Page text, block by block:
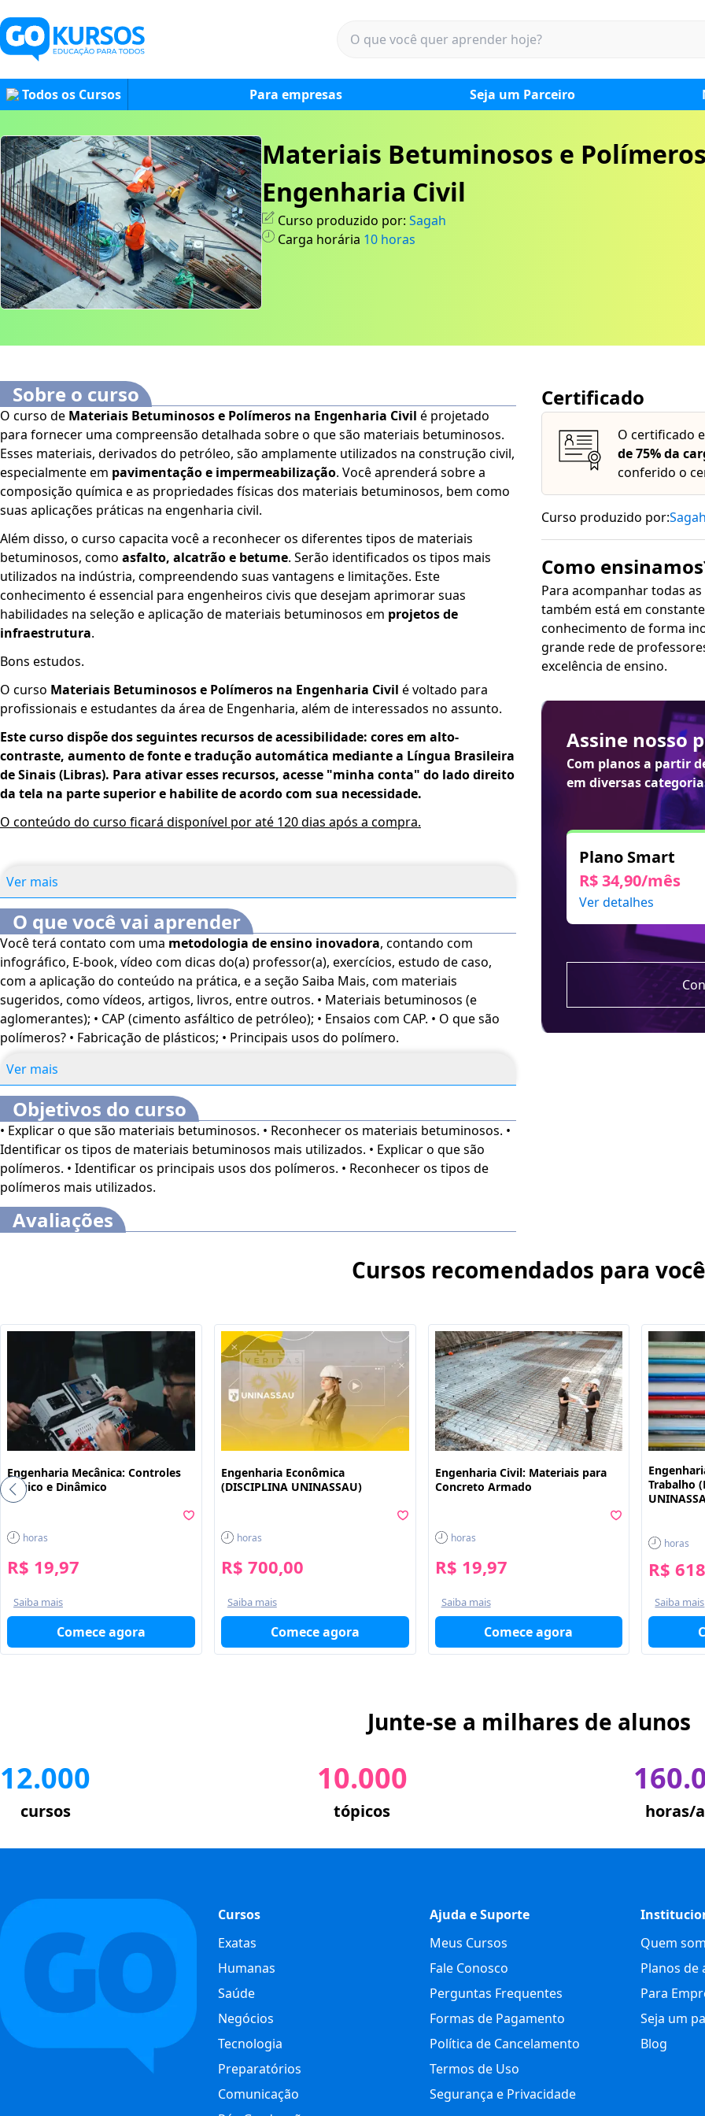
Todos os Cursos Para empresas Seja um Parceiro
Materiais Betuminosos e
Engenharia Civil
Curso produzido por: Sagah
Carga horária 10horas
Sobre o curso
O curso de Materiais Betuminosos e Polímeros na Engenharia Civil é projetado
para fornecer uma compreensão detalhada sobre o que são materiais betuminosos.
Esses materiais, derivados do petróleo, são amplamente utilizados na construção civil,
especialmente em pavimentação e impermeabilização. Você aprenderá sobre a
composição química e as propriedades físicas dos materiais betuminosos, bem como
suas aplicações práticas na engenharia civil.
Além disso, o curso capacita você a reconhecer os diferentes tipos de materiais
betuminosos, como asfalto, alcatrão e betume. Serão identificados os tipos mais
utilizados na indústria, compreendendo suas vantagens e limitações. Este
conhecimento é essencial para engenheiros civis que desejam aprimorar suas
habilidades na seleção e aplicação de materiais betuminosos em projetos de
infraestrutura.
Bons estudos.
O curso Materiais Betuminosos e Polímeros na Engenharia Civil é voltado para
profissionais e estudantes da área de Engenharia, além de interessados no assunto.
Este curso dispõe dos seguintes recursos de acessibilidade: cores em alto-
contraste, aumento de fonte e tradução automática mediante a Língua Brasileira
de Sinais (Libras). Para ativar esses recursos, acesse "minha conta" do lado direito
da tela na parte superior e habilite de acordo com sua necessidade.
O conteúdo do curso ficará disponível por até 120 dias após a compra.
Ver mais
O que você vai aprender
Você terá contato com uma metodologia de ensino inovadora, contando com
infográfico, E-book, vídeo com dicas do(a) professor(a), exercícios, estudo de caso,
com a aplicação do conteúdo na prática, e a seção Saiba Mais, com materiais
sugeridos, como vídeos, artigos, livros, entre outros. • Materiais betuminosos (e
aglomerantes); • CAP (cimento asfáltico de petróleo); • Ensaios com CAP. • O que são
polímeros? • Fabricação de plásticos; • Principais usos do polímero.
Ver mais
Objetivos do curso
• Explicar o que são materiais betuminosos. • Reconhecer os materiais betuminosos. •
Identificar os tipos de materiais betuminosos mais utilizados. • Explicar o que são
polímeros. • Identificar os principais usos dos polímeros. • Reconhecer os tipos de
polímeros mais utilizados.
Avaliações
Certificado
O certificado
de 75% da
conferido o
Curso produzido por:
Como
Para acompanhar todas
também está em
conhecimento de forma inovadora,
grande rede de
excelência de ensino.
Assine nosso
Com planos a partir
em diversas
Plano Smart
R$ 34,90/mês
Ver detalhes
Cursos recomendados para você
Engenharia Mecânica: Controles
Lógico e Dinâmico
horas
R$ 19,97
Saiba mais
Comece agora
Engenharia Econômica
(DISCIPLINA UNINASSAU)
horas
R$ 700,00
Saiba mais
Comece agora
Engenharia Civil: Materiais para
Concreto Armado
horas
R$ 19,97
Saiba mais
Comece agora
Trabalho
horas
R$
Saiba mais
Junte-se a milhares de alunos
12.000
cursos
10.000
tópicos horas/
Cursos
Exatas
Humanas
Saúde
Negócios
Tecnologia
Preparatórios
Comunicação
Ajuda e Suporte
Meus Cursos
Fale Conosco
Perguntas Frequentes
Formas de Pagamento
Política de Cancelamento
Termos de Uso
Segurança e Privacidade
Quem
Planos de
Para
Seja um
Blog